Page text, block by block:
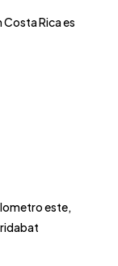
Rica es
este,